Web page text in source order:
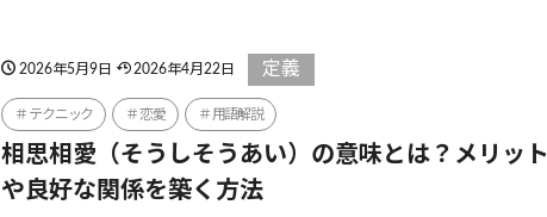
2026年5月9日 2026年4月22日 定義
テクニック 恋愛 用語解説
相思相愛（そうしそうあい）の意味とは？メリット
や良好な関係を築く方法